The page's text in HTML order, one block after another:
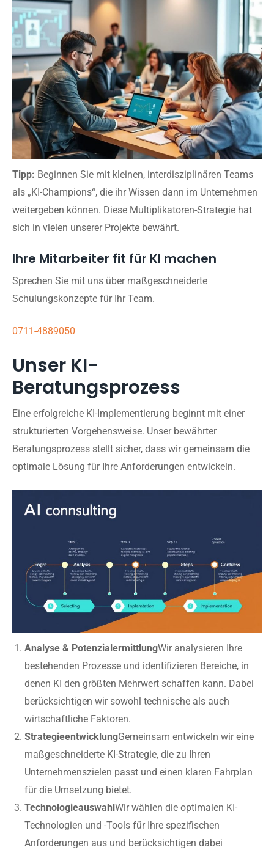
Tipp: Beginnen Sie mit kleinen, interdisziplinären Teams
als „KI-Champions“, die ihr Wissen dann im Unternehmen
weitergeben können. Diese Multiplikatoren-Strategie hat
sich in vielen unserer Projekte bewährt.
Ihre Mitarbeiter fit für KI machen
Sprechen Sie mit uns über maßgeschneiderte
Schulungskonzepte für Ihr Team.
0711-4889050
Unser KI-
Beratungsprozess
Eine erfolgreiche KI-Implementierung beginnt mit einer
strukturierten Vorgehensweise. Unser bewährter
Beratungsprozess stellt sicher, dass wir gemeinsam die
optimale Lösung für Ihre Anforderungen entwickeln.
Analyse & PotenzialermittlungWir analysieren Ihre
bestehenden Prozesse und identifizieren Bereiche, in
denen KI den größten Mehrwert schaffen kann. Dabei
berücksichtigen wir sowohl technische als auch
wirtschaftliche Faktoren.
StrategieentwicklungGemeinsam entwickeln wir eine
maßgeschneiderte KI-Strategie, die zu Ihren
Unternehmenszielen passt und einen klaren Fahrplan
für die Umsetzung bietet.
TechnologieauswahlWir wählen die optimalen KI-
Technologien und -Tools für Ihre spezifischen
Anforderungen aus und berücksichtigen dabei